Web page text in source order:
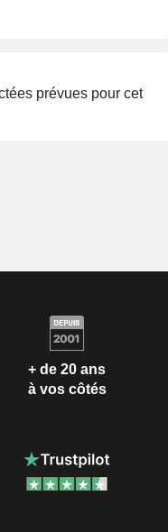
prévues pour cet
+ de 20 ans
à vos côtés